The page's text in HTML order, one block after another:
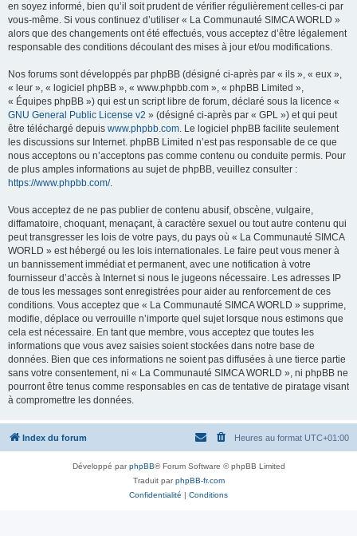
en soyez informé, bien qu’il soit prudent de vérifier régulièrement celles-ci par
vous-même. Si vous continuez d’utiliser « La Communauté SIMCA WORLD »
alors que des changements ont été effectués, vous acceptez d’être légalement
responsable des conditions découlant des mises à jour et/ou modifications.
Nos forums sont développés par phpBB (désigné ci-après par « ils », « eux »,
« leur », « logiciel phpBB », « www.phpbb.com », « phpBB Limited »,
« Équipes phpBB ») qui est un script libre de forum, déclaré sous la licence «
GNU General Public License v2 » (désigné ci-après par « GPL ») et qui peut
être téléchargé depuis www.phpbb.com. Le logiciel phpBB facilite seulement
les discussions sur Internet. phpBB Limited n’est pas responsable de ce que
nous acceptons ou n’acceptons pas comme contenu ou conduite permis. Pour
de plus amples informations au sujet de phpBB, veuillez consulter :
https://www.phpbb.com/.
Vous acceptez de ne pas publier de contenu abusif, obscène, vulgaire,
diffamatoire, choquant, menaçant, à caractère sexuel ou tout autre contenu qui
peut transgresser les lois de votre pays, du pays où « La Communauté SIMCA
WORLD » est hébergé ou les lois internationales. Le faire peut vous mener à
un bannissement immédiat et permanent, avec une notification à votre
fournisseur d’accès à Internet si nous le jugeons nécessaire. Les adresses IP
de tous les messages sont enregistrées pour aider au renforcement de ces
conditions. Vous acceptez que « La Communauté SIMCA WORLD » supprime,
modifie, déplace ou verrouille n’importe quel sujet lorsque nous estimons que
cela est nécessaire. En tant que membre, vous acceptez que toutes les
informations que vous avez saisies soient stockées dans notre base de
données. Bien que ces informations ne soient pas diffusées à une tierce partie
sans votre consentement, ni « La Communauté SIMCA WORLD », ni phpBB ne
pourront être tenus comme responsables en cas de tentative de piratage visant
à compromettre les données.
Index du forum Heures au format UTC+01:00
Développé parphpBB® Forum Software © phpBB Limited
Traduit parphpBB-fr.com
Confidentialité | Conditions